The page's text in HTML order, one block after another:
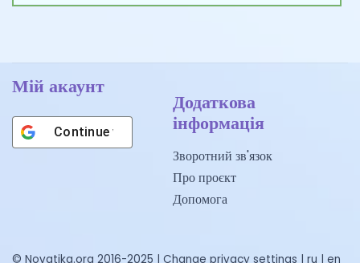
Мій акаунт
Continue with Google
Додаткова
інформація
Зворотний зв'язок
Про проєкт
Допомога
© Novatika.org 2016-2025 | Change privacy settings | ru | en